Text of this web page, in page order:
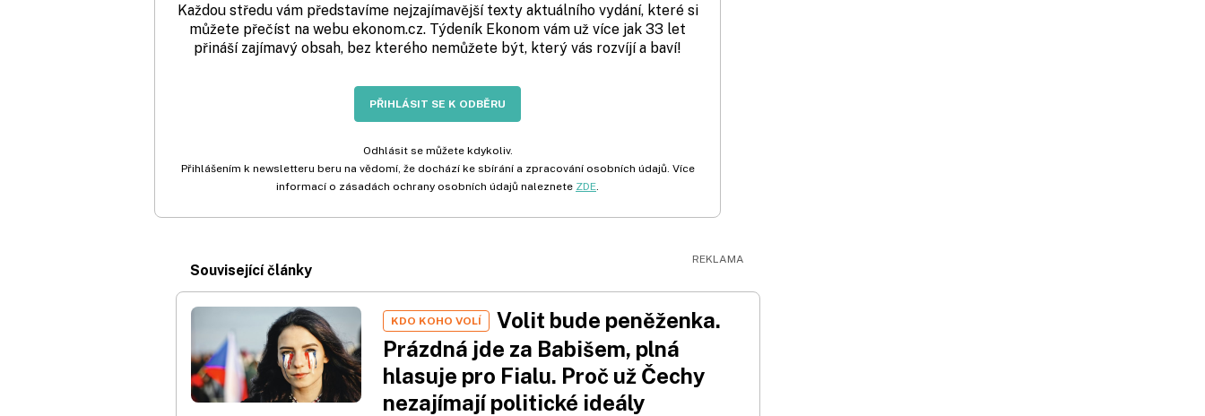
Každou středu vám představíme nejzajímavější texty aktuálního vydání, které si
můžete přečíst na webu ekonom.cz. Týdeník Ekonom vám už více jak 33 let
přináší zajímavý obsah, bez kterého nemůžete být, který vás rozvíjí a baví!
PŘIHLÁSIT SE K ODBĚRU
Odhlásit se můžete kdykoliv.
Přihlášením k newsletteru beru na vědomí, že dochází ke sbírání a zpracování osobních údajů. Více
informací o zásadách ochrany osobních údajů naleznete ZDE
Související články
KDO KOHO VOLÍ
Volit bude peněženka.
Prázdná jde za Babišem, plná
hlasuje pro Fialu. Proč už Čechy
nezajímají politické ideály